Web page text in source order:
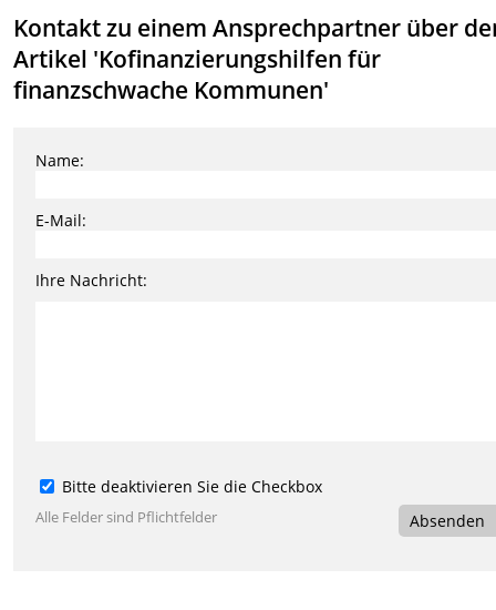
Kontakt zu einem Ansprechpartner über
Artikel 'Kofinanzierungshilfen für
finanzschwache Kommunen'
Name:
E-Mail:
Ihre Nachricht:
Bitte deaktivieren Sie die Checkbox
Alle Felder sind Pflichtfelder Absenden